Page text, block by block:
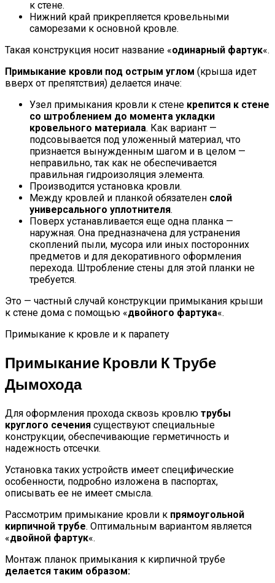
к стене.
Нижний край прикрепляется кровельными
саморезами к основной кровле.
Такая конструкция носит название «одинарный фартук«.
Примыкание кровли под острым углом (крыша идет
вверх от препятствия) делается иначе:
Узел примыкания кровли к стене крепится к стене
со штроблением до момента укладки
кровельного материала. Как вариант —
подсовывается под уложенный материал, что
признается вынужденным шагом и в целом —
неправильно, так как не обеспечивается
правильная гидроизоляция элемента.
Производится установка кровли.
Между кровлей и планкой обязателен слой
универсального уплотнителя.
Поверх устанавливается еще одна планка —
наружная. Она предназначена для устранения
скоплений пыли, мусора или иных посторонних
предметов и для декоративного оформления
перехода. Штробление стены для этой планки не
требуется.
Это — частный случай конструкции примыкания крыши
к стене дома с помощью «двойного фартука«.
Примыкание к кровле и к парапету
Примыкание Кровли К Трубе
Дымохода
Для оформления прохода сквозь кровлю трубы
круглого сечения существуют специальные
конструкции, обеспечивающие герметичность и
надежность отсечки.
Установка таких устройств имеет специфические
особенности, подробно изложена в паспортах,
описывать ее не имеет смысла.
Рассмотрим примыкание кровли к прямоугольной
кирпичной трубе. Оптимальным вариантом является
«двойной фартук«.
Монтаж планок примыкания к кирпичной трубе
делается таким образом: